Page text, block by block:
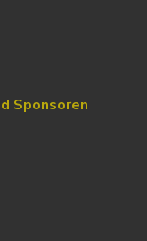
Sponsoren